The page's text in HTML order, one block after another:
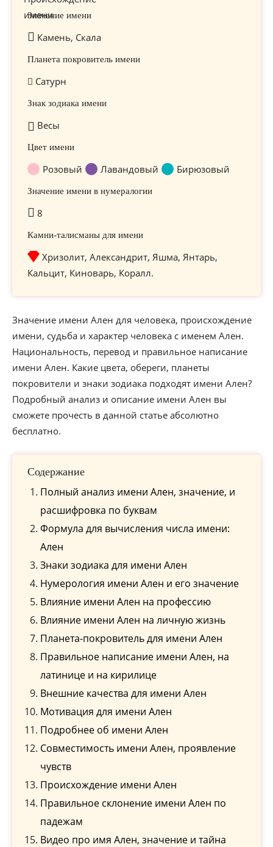
Значение имени
Камень, Скала
Планета покровитель имени
Сатурн
Знак зодиака имени
Весы
Цвет имени
Розовый Лавандовый Бирюзовый
Значение имени в нумералогии
8
Камни-талисманы для имени
Хризолит, Александрит, Яшма, Янтарь,
Кальцит, Киноварь, Коралл.
Значение имени Ален для человека, происхождение
имени, судьба и характер человека с именем Ален.
Национальность, перевод и правильное написание
имени Ален. Какие цвета, обереги, планеты
покровители и знаки зодиака подходят имени Ален?
Подробный анализ и описание имени Ален вы
сможете прочесть в данной статье абсолютно
бесплатно.
Содержание
Полный анализ имени Ален, значение, и
расшифровка по буквам
Формула для вычисления числа имени:
Ален
Знаки зодиака для имени Ален
Нумерология имени Ален и его значение
Влияние имени Ален на профессию
Влияние имени Ален на личную жизнь
Планета-покровитель для имени Ален
Правильное написание имени Ален, на
латинице и на кирилице
Внешние качества для имени Ален
Мотивация для имени Ален
Подробнее об имени Ален
Совместимость имени Ален, проявление
чувств
Происхождение имени Ален
Правильное склонение имени Ален по
падежам
Видео про имя Ален, значение и тайна